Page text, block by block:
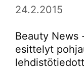
24.2.2015
Beauty News
esittelyt